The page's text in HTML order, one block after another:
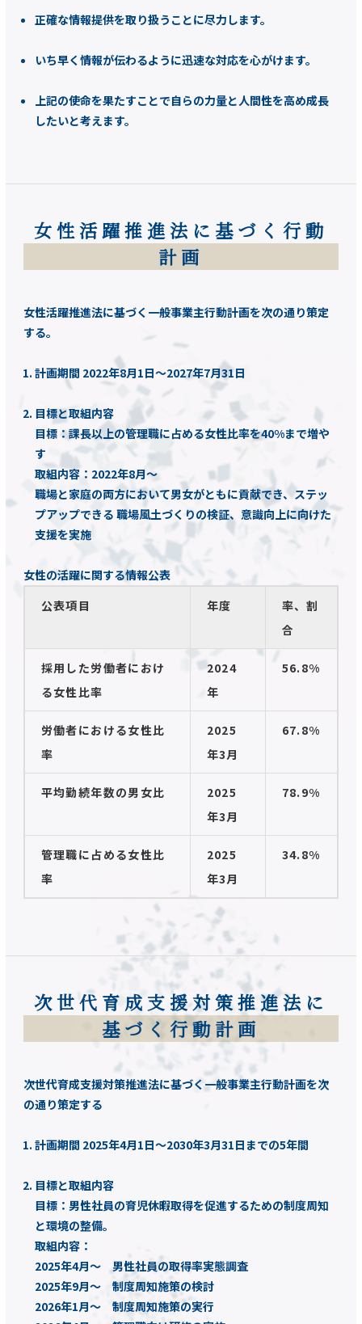
正確な情報提供を取り扱うことに尽力します。
いち早く情報が伝わるように迅速な対応を心がけます。
上記の使命を果たすことで自らの力量と人間性を高め成長
したいと考えます。
女性活躍推進法に基づく行動
計画
女性活躍推進法に基づく一般事業主行動計画を次の通り策定
する。
計画期間 2022年8月1日～2027年7月31日
目標と取組内容
目標：課長以上の管理職に占める女性比率を40%まで増や
す
取組内容：2022年8月～
職場と家庭の両方において男女がともに貢献でき、ステッ
プアップできる 職場風土づくりの検証、意識向上に向けた
支援を実施
女性の活躍に関する情報公表
公表項目
年度
率、割
合
採用した労働者におけ
る女性比率
2024
年
56.8%
労働者における女性比
率
2025
年3月
67.8%
平均勤続年数の男女比
2025
年3月
78.9%
管理職に占める女性比
率
2025
年3月
34.8%
次世代育成支援対策推進法に
基づく行動計画
次世代育成支援対策推進法に基づく一般事業主行動計画を次
の通り策定する
計画期間 2025年4月1日～2030年3月31日までの5年間
目標と取組内容
目標：男性社員の育児休暇取得を促進するための制度周知
と環境の整備。
取組内容：
2025年4月～ 男性社員の取得率実態調査
2025年9月～ 制度周知施策の検討
2026年1月～ 制度周知施策の実行